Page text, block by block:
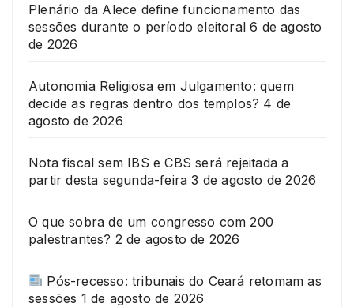
Plenário da Alece define funcionamento das
sessões durante o período eleitoral 6 de agosto
de 2026
Autonomia Religiosa em Julgamento: quem
decide as regras dentro dos templos? 4 de
agosto de 2026
Nota fiscal sem IBS e CBS será rejeitada a
partir desta segunda-feira 3 de agosto de 2026
O que sobra de um congresso com 200
palestrantes? 2 de agosto de 2026
Pós-recesso: tribunais do Ceará retomam as
sessões 1 de agosto de 2026